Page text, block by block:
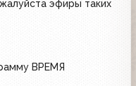
эфиры таких
ВРЕМЯ